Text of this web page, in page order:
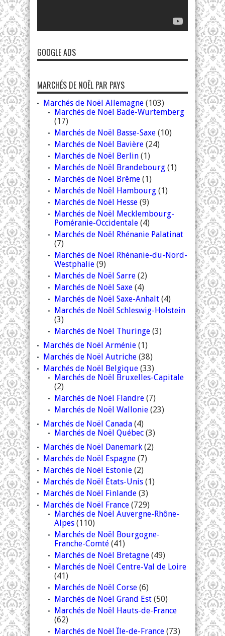
GOOGLE ADS
MARCHÉS DE NOËL PAR PAYS
Marchés de Noël Allemagne (103)
Marchés de Noël Bade-Wurtemberg
(17)
Marchés de Noël Basse-Saxe (10)
Marchés de Noël Bavière (24)
Marchés de Noël Berlin (1)
Marchés de Noël Brandebourg (1)
Marchés de Noël Brême (1)
Marchés de Noël Hambourg (1)
Marchés de Noël Hesse (9)
Marchés de Noël Mecklembourg-
Poméranie-Occidentale (4)
Marchés de Noël Rhénanie Palatinat
(7)
Marchés de Noël Rhénanie-du-Nord-
Westphalie (9)
Marchés de Noël Sarre (2)
Marchés de Noël Saxe (4)
Marchés de Noël Saxe-Anhalt (4)
Marchés de Noël Schleswig-Holstein
(3)
Marchés de Noël Thuringe (3)
Marchés de Noël Arménie (1)
Marchés de Noël Autriche (38)
Marchés de Noël Belgique (33)
Marchés de Noël Bruxelles-Capitale
(2)
Marchés de Noël Flandre (7)
Marchés de Noël Wallonie (23)
Marchés de Noël Canada (4)
Marchés de Noël Québec (3)
Marchés de Noël Danemark (2)
Marchés de Noël Espagne (7)
Marchés de Noël Estonie (2)
Marchés de Noël États-Unis (1)
Marchés de Noël Finlande (3)
Marchés de Noël France (729)
Marchés de Noël Auvergne-Rhône-
Alpes (110)
Marchés de Noël Bourgogne-
Franche-Comté (41)
Marchés de Noël Bretagne (49)
Marchés de Noël Centre-Val de Loire
(41)
Marchés de Noël Corse (6)
Marchés de Noël Grand Est (50)
Marchés de Noël Hauts-de-France
(62)
Marchés de Noël Île-de-France (73)